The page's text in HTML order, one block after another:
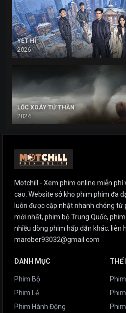
YẾT HÍ
2026
LỐC XOÁY TỬ THẦN
2024
Motchill - Xem phim online miễn phí
cao. Website sở kho phim phim đa
luôn được cập nhật nhanh chóng từ
mới nhất, phim bộ Trung Quốc, phim
nhiều dòng phim hấp dẫn khác. liên
marober93032@gmail.com
DANH MỤC
Phim Bộ
Phim Lẻ
Phim Hành Động
THỂ